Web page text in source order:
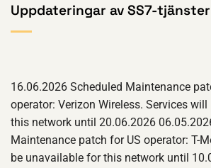
Uppdateringar av SS7-tjänster
16.06.2026 Scheduled Maintenance
operator: Verizon Wireless. Services
this network until 20.06.2026
Maintenance patch for US operator: T-
be unavailable for this network until